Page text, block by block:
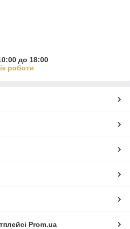
до 18:00
роботи
Prom.ua